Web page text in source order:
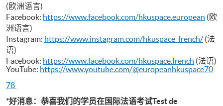
(欧洲语言)
Facebook: https://www.facebook.com/hkuspace.european (欧
洲语言)
Instagram: https://www.instagram.com/hkuspace_french/ (法
语)
Facebook: https://www.facebook.com/hkuspace.french (法语)
YouTube: https://www.youtube.com/@europeanhkuspace70
78
*好消息：恭喜我们的学员在国际法语考试Test de